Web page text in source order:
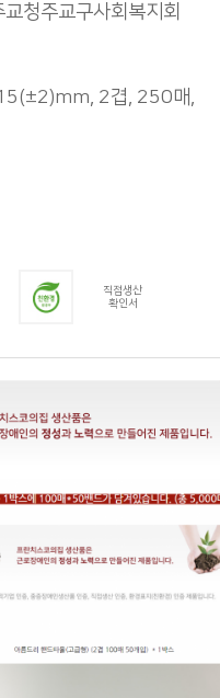
청주교구사회복지회
2겹, 250매,
직접생산
확인서